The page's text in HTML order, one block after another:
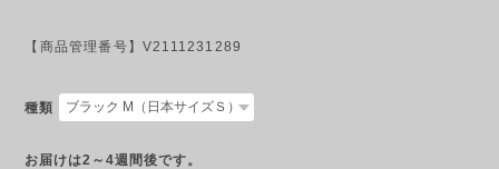
【商品管理番号】V2111231289
種類
お届けは2～4週間後です。